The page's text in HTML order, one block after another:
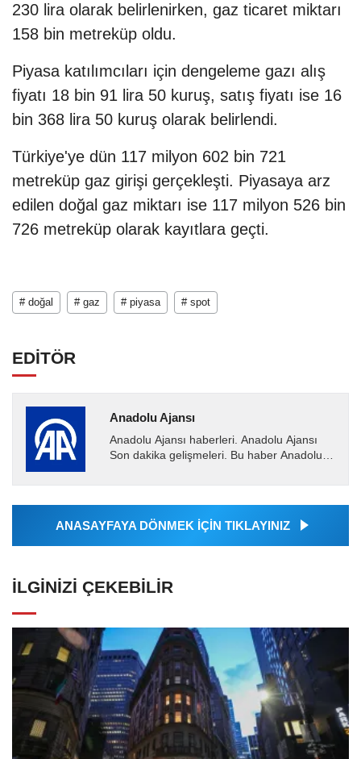
230 lira olarak belirlenirken, gaz ticaret miktarı
158 bin metreküp oldu.
Piyasa katılımcıları için dengeleme gazı alış
fiyatı 18 bin 91 lira 50 kuruş, satış fiyatı ise 16
bin 368 lira 50 kuruş olarak belirlendi.
Türkiye'ye dün 117 milyon 602 bin 721
metreküp gaz girişi gerçekleşti. Piyasaya arz
edilen doğal gaz miktarı ise 117 milyon 526 bin
726 metreküp olarak kayıtlara geçti.
# doğal # gaz # piyasa # spot
EDİTÖR
Anadolu Ajansı
Anadolu Ajansı haberleri. Anadolu Ajansı
Son dakika gelişmeleri. Bu haber Anadolu
Ajansı tarafından...
ANASAYFAYA DÖNMEK İÇİN TIKLAYINIZ
İLGINIZI ÇEKEBILIR